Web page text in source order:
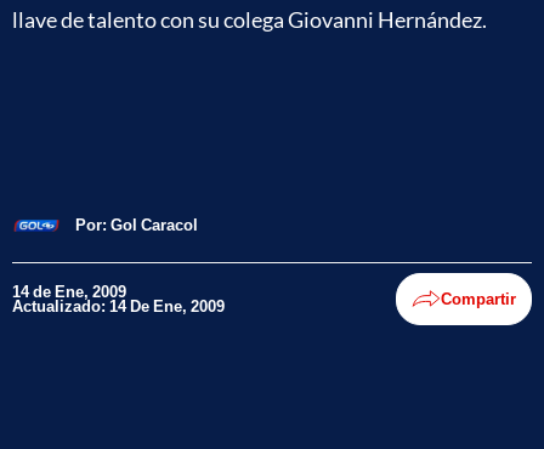
llave de talento con su colega Giovanni Hernández.
Por: Gol Caracol
14 de Ene, 2009
Actualizado: 14 De Ene, 2009 Compartir